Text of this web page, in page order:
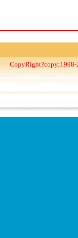
CopyRight?copy;1998-